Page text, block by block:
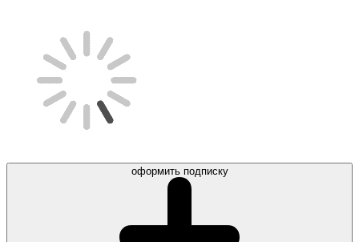
оформить подписку